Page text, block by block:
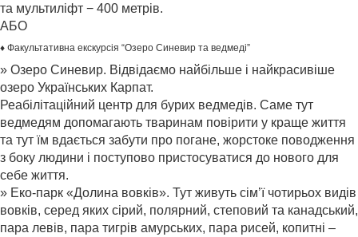
та мультиліфт − 400 метрів.
АБО
♦ Факультативна екскурсія “Озеро Синевир та ведмеді”
» Озеро Синевир. Відвідаємо найбільше і найкрасивіше
озеро Українських Карпат.
Реабілітаційний центр для бурих ведмедів. Саме тут
ведмедям допомагають тваринам повірити у краще життя
та тут їм вдається забути про погане, жорстоке поводження
з боку людини і поступово пристосуватися до нового для
себе життя.
» Еко-парк «Долина вовків». Тут живуть сім’ї чотирьох видів
вовків, серед яких сірий, полярний, степовий та канадський,
пара левів, пара тигрів амурських, пара рисей, копитні –